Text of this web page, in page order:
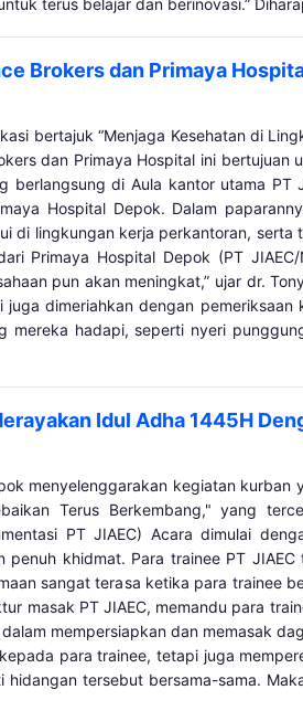
terus belajar dan berinovasi.”
Brokers dan Primaya
bertajuk “Menjaga Kesehatan di
dan Primaya Hospital ini
di Aula kantor utama PT
Hospital Depok. Dalam
di lingkungan kerja perkantoran,
Primaya Hospital Depok (PT
pun akan meningkat,” ujar dr.
dimeriahkan dengan
hadapi, seperti nyeri
Idul Adha 1445H
menyelenggarakan kegiatan
Terus Berkembang," yang
PT JIAEC) Acara dimulai
khidmat. Para trainee PT
sangat terasa ketika para trainee
masak PT JIAEC, memandu para
mempersiapkan dan memasak
para trainee, tetapi juga
tersebut bersama-sama.